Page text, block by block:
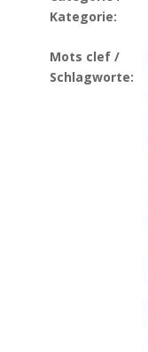
Kategorie:
Mots clef /
Schlagworte: